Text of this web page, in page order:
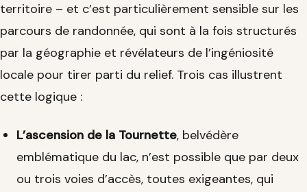
territoire – et c’est particulièrement sensible sur les
parcours de randonnée, qui sont à la fois structurés
par la géographie et révélateurs de l’ingéniosité
locale pour tirer parti du relief. Trois cas illustrent
cette logique :
L’ascension de la Tournette, belvédère
emblématique du lac, n’est possible que par deux
ou trois voies d’accès, toutes exigeantes, qui